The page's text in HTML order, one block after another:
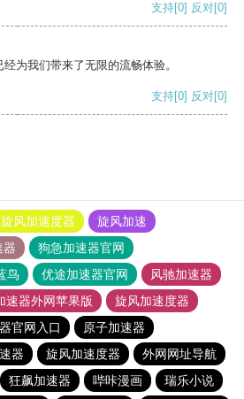
支持[0] 反对[0]
为我们带来了无限的流畅体验。
支持[0] 反对[0]
旋风加速度器
旋风加速
器
狗急加速器官网
鸟 优途加速器官网
风驰加速器
速器外网苹果版
旋风加速度器
官网入口
原子加速器
器 旋风加速度器
外网网址导航
狂飙加速器 哔咔漫画
瑞乐小说